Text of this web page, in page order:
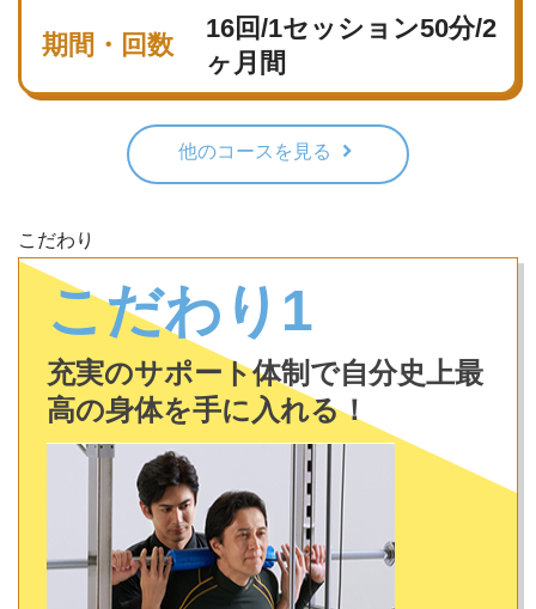
期間・回数
16回/1セッション50分/2
ヶ月間
他のコースを見る
こだわり
こだわり1
充実のサポート体制で自分史上最
高の身体を手に入れる！